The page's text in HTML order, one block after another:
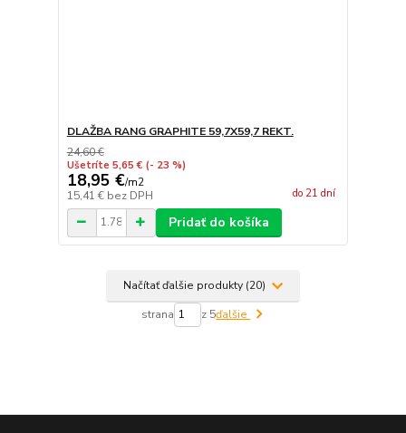
DLAŽBA RANG GRAPHITE 59,7X59,7 REKT.
24,60 €
Ušetríte 5,65 € (- 23 %)
18,95 €/m2
15,41 € bez DPH do 21 dní
Pridať do košíka
Načítať ďalšie produkty (20)
strana z 5ďalšie